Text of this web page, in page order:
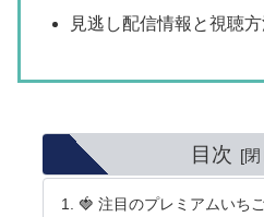
見逃し配信情報と視聴
目次
🍓 注目のプレミアムいち